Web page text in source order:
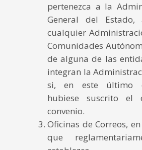
pertenezca a la
General del
cualquier
Comunidades
de alguna de las
integran la
si, en este último
hubiese suscrito el
convenio.
Oficinas de Correos,
que